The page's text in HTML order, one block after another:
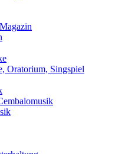
Oratorium, Singspiel